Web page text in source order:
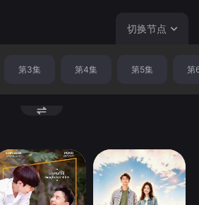
切换节点
第3集 第4集 第5集 第